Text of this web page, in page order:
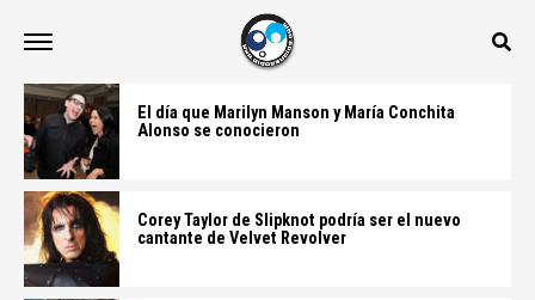
El día que Marilyn Manson y María Conchita
Alonso se conocieron
Corey Taylor de Slipknot podría ser el nuevo
cantante de Velvet Revolver